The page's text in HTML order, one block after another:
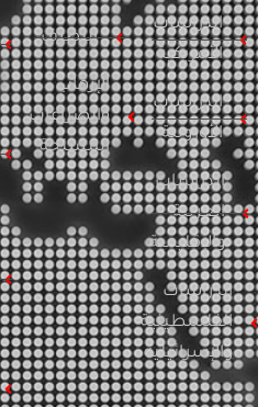
الدراسات
الأمريكية
الدراسات
الأوروبية
الدراسات
العربية
والإقليمية
الدراسات
الفلسطينية
والإسرائيلية
التطرف
الإرهاب
والصراعات
المسلحة